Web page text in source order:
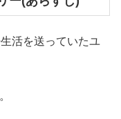
活を送っていたユ